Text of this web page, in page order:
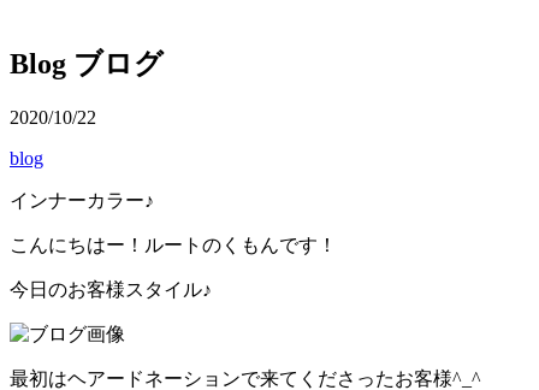
Blog ブログ
2020/10/22
blog
インナーカラー♪
こんにちはー！ルートのくもんです！
今日のお客様スタイル♪
最初はヘアードネーションで来てくださったお客様^_^